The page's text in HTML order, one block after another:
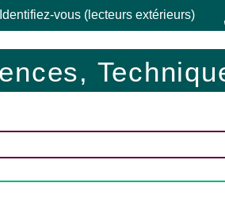
Identifiez-vous (lecteurs extérieurs)